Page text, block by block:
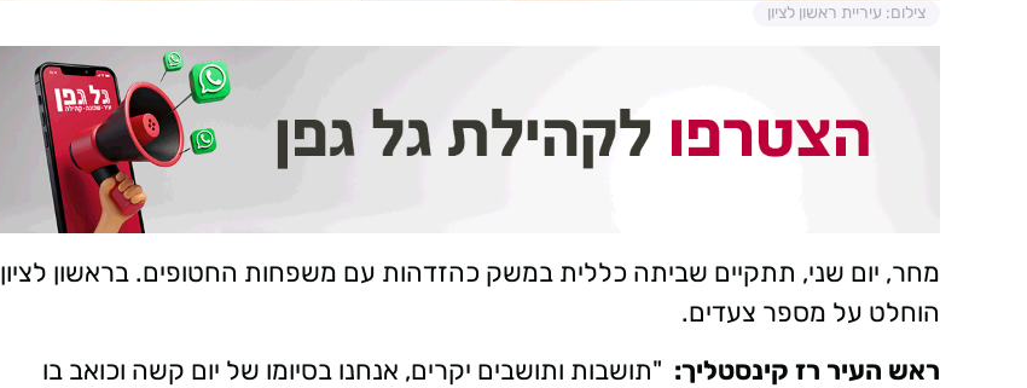
צילום: עיריית ראשון לציון
מחר, יום שני, תתקיים שביתה כללית במשק כהזדהות עם משפחות החטופים. בראשון לציון
הוחלט על מספר צעדים.
ראש העיר רז קינסטליך: "תושבות ותושבים יקרים, אנחנו בסיומו של יום קשה וכואב בו